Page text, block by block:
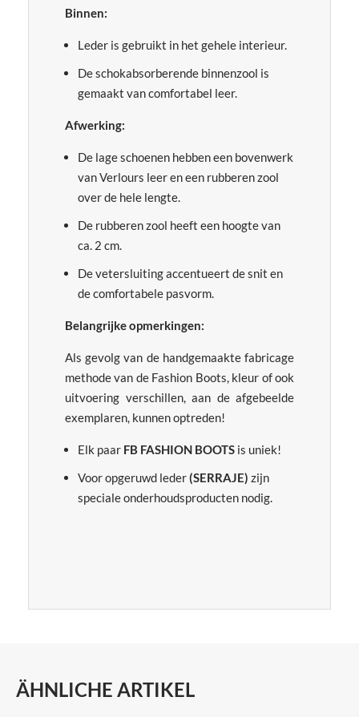
Binnen:
Leder is gebruikt in het gehele interieur.
De schokabsorberende binnenzool is
gemaakt van comfortabel leer.
Afwerking:
De lage schoenen hebben een bovenwerk
van Verlours leer en een rubberen zool
over de hele lengte.
De rubberen zool heeft een hoogte van
ca. 2 cm.
De vetersluiting accentueert de snit en
de comfortabele pasvorm.
Belangrijke opmerkingen:
Als gevolg van de handgemaakte fabricage
methode van de Fashion Boots, kleur of ook
uitvoering verschillen, aan de afgebeelde
exemplaren, kunnen optreden!
Elk paar FB FASHION BOOTS is uniek!
Voor opgeruwd leder(SERRAJE) zijn
speciale onderhoudsproducten nodig.
ÄHNLICHE ARTIKEL